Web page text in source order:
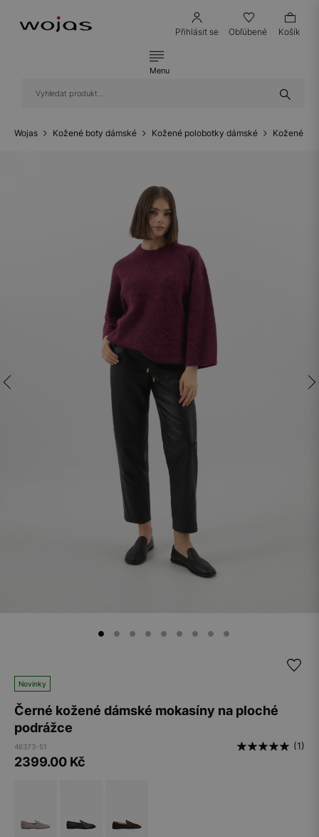
Přihlásit se Obľúbené Košík
Menu
Wojas Kožené boty dámské Kožené polobotky dámské Kožené
Novinky
Černé kožené dámské mokasíny na ploché
podrážce
46373-51 (1)
2399.00 Kč